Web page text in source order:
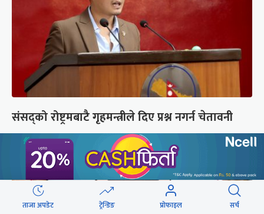
संसद्को रोष्ट्रमबाटै गृहमन्त्रीले दिए प्रश्न नगर्न चेतावनी
ताजा अपडेट ट्रेन्डिङ प्रोफाइल सर्च